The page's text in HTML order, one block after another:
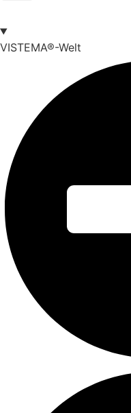
VISTEMA®-Welt